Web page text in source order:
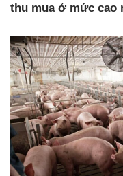
thu mua ở mức cao